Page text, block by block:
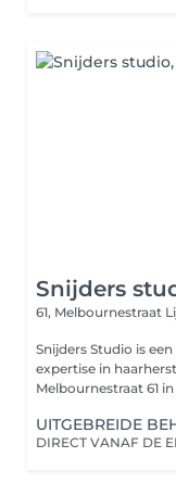
Snijders
61, Melbournestraat
Snijders Studio is
expertise in
Melbournestraat 61
UITGEBREIDE